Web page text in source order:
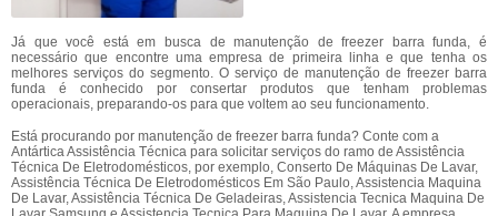
Já que você está em busca de manutenção de freezer barra funda, é
necessário que encontre uma empresa de primeira linha e que tenha os
melhores serviços do segmento. O serviço de manutenção de freezer barra
funda é conhecido por consertar produtos que tenham problemas
operacionais, preparando-os para que voltem ao seu funcionamento.
Está procurando por manutenção de freezer barra funda? Conte com a
Antártica Assistência Técnica para solicitar serviços do ramo de Assistência
Técnica De Eletrodomésticos, por exemplo, Conserto De Máquinas De Lavar,
Assistência Técnica De Eletrodomésticos Em São Paulo, Assistencia Maquina
De Lavar, Assistência Técnica De Geladeiras, Assistencia Tecnica Maquina De